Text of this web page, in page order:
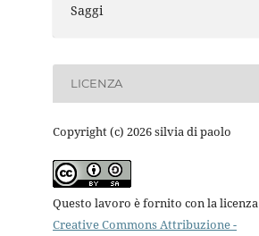
Saggi
LICENZA
Copyright (c) 2026 silvia di paolo
Questo lavoro è fornito con la licenza
Creative Commons Attribuzione -